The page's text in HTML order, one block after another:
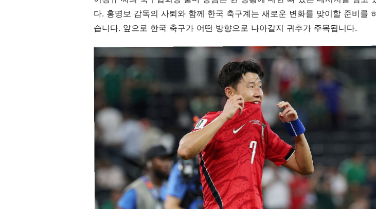
다. 홍명보 감독의 사퇴와 함께 한국 축구계는 새로운 변화를 맞이할 준비를
습니다. 앞으로 한국 축구가 어떤 방향으로 나아갈지 귀추가 주목됩니다.